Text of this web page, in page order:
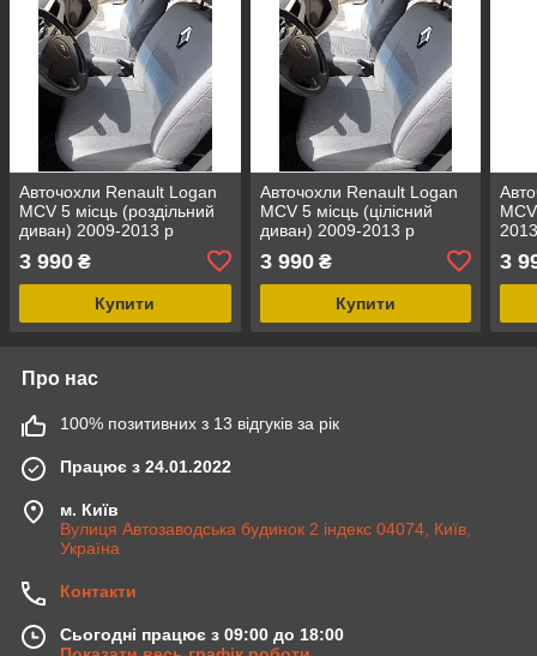
Авточохли Renault Logan
MCV 5 місць (роздільний
диван) 2009-2013 р
3 990 ₴
Купити
Авточохли Renault Logan
MCV 5 місць (цілісний
диван) 2009-2013 р
3 990₴
Купити
3
Про нас
100% позитивних з 13 відгуків за рік
Працює з 24.01.2022
м. Київ
Вулиця Автозаводська будинок 2 індекс 04074, Київ,
Україна
Контакти
Сьогодні працює з 09:00 до 18:00